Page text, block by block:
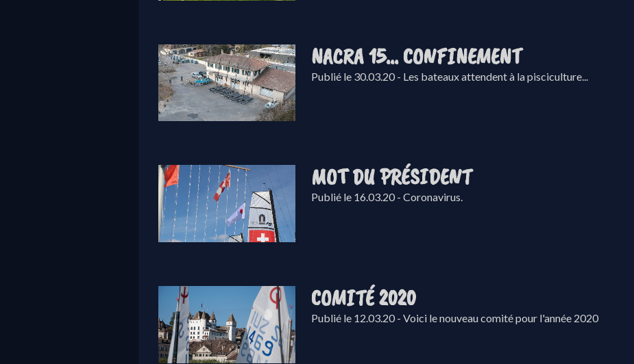
NACRA 15... CONFINEMENT
Publié le 30.03.20 - Les bateaux attendent à la pisciculture...
MOT DU PRÉSIDENT
Publié le 16.03.20 - Coronavirus.
COMITÉ 2020
Publié le 12.03.20 - Voici le nouveau comité pour l'année 2020